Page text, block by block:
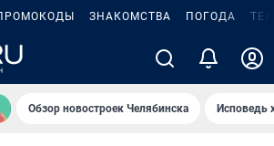
ЗНАКОМСТВА ПОГОДА
Обзор новостроек Челябинска Исповедь